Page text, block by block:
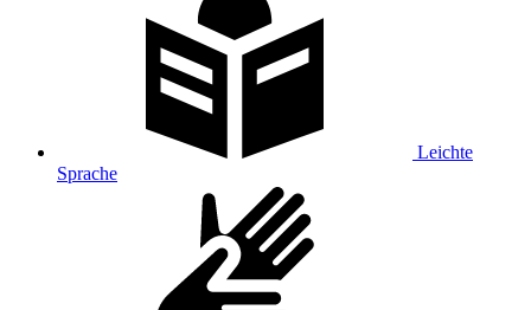
Leichte
Sprache